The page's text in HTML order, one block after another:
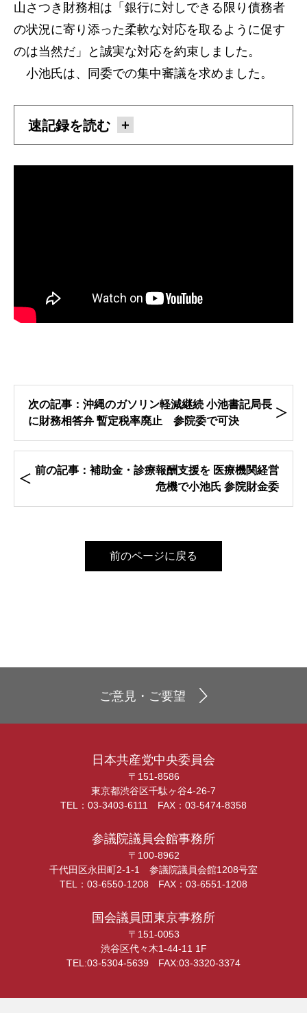
山さつき財務相は「銀行に対しできる限り債務者
の状況に寄り添った柔軟な対応を取るように促す
のは当然だ」と誠実な対応を約束しました。
小池氏は、同委での集中審議を求めました。
速記録を読む
次の記事：沖縄のガソリン軽減継続 小池書記局長
に財務相答弁 暫定税率廃止 参院委で可決
前の記事：補助金・診療報酬支援を 医療機関経営
危機で小池氏 参院財金委
前のページに戻る
ご意見・ご要望
日本共産党中央委員会
〒151-8586
東京都渋谷区千駄ヶ谷4-26-7
TEL：03-3403-6111 FAX：03-5474-8358
参議院議員会館事務所
〒100-8962
千代田区永田町2-1-1 参議院議員会館1208号室
TEL：03-6550-1208 FAX：03-6551-1208
国会議員団東京事務所
〒151-0053
渋谷区代々木1-44-11 1F
TEL:03-5304-5639 FAX:03-3320-3374